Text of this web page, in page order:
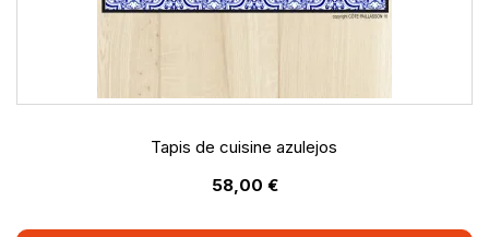
Tapis de cuisine azulejos
58,00 €